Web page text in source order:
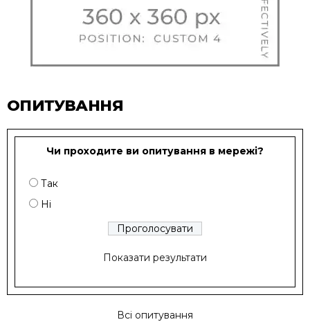
ОПИТУВАННЯ
Чи проходите ви опитування в мережі?
Так
Ні
Показати результати
Всі опитування